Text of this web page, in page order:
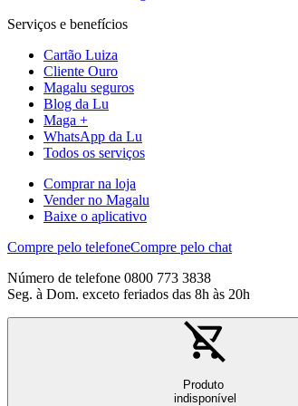
Serviços e benefícios
Cartão Luiza
Cliente Ouro
Magalu seguros
Blog da Lu
Maga +
WhatsApp da Lu
Todos os serviços
Comprar na loja
Vender no Magalu
Baixe o aplicativo
Compre pelo telefoneCompre pelo chat
Número de telefone 0800 773 3838
Seg. à Dom. exceto feriados das 8h às 20h
Produto
indisponível